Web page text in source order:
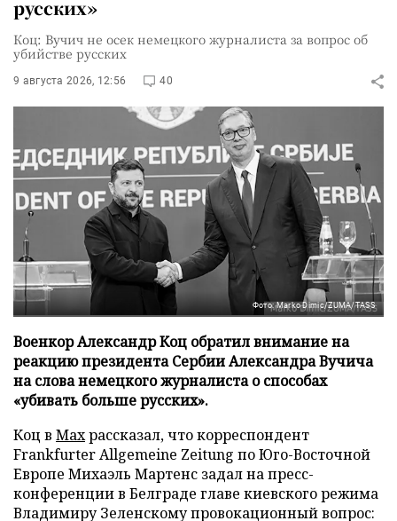
русских»
Коц: Вучич не осек немецкого журналиста за вопрос об
убийстве русских
9 августа 2026, 12:56 40
Фото: Marko Dimic/ZUMA/TASS
Военкор Александр Коц обратил внимание на
реакцию президента Сербии Александра Вучича
на слова немецкого журналиста о способах
«убивать больше русских».
Коц в Махрассказал, что корреспондент
Frankfurter Allgemeine Zeitung по Юго-Восточной
Европе Михаэль Мартенс задал на пресс-
конференции в Белграде главе киевского режима
Владимиру Зеленскому провокационный вопрос: